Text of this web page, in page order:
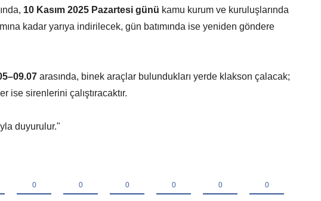
10 Kasım 2025 Pazartesi günü kamu kurum ve kuruluşlarında
kadar yarıya indirilecek, gün batımında ise yeniden göndere
arasında, binek araçlar bulundukları yerde klakson çalacak;
ise sirenlerini çalıştıracaktır.
duyurulur."